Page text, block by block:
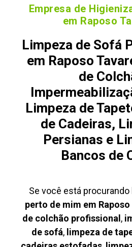
Empresa de
em Raposo
Limpeza de Sofá
em Raposo
de
Limpeza de
de Cadeiras,
Persianas e
Bancos de
Se você está procurando
perto de mim em Raposo
de colchão profissional ,
de sofá, limpeza de